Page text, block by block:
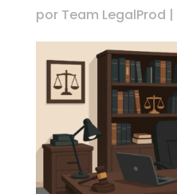
por Team LegalProd |